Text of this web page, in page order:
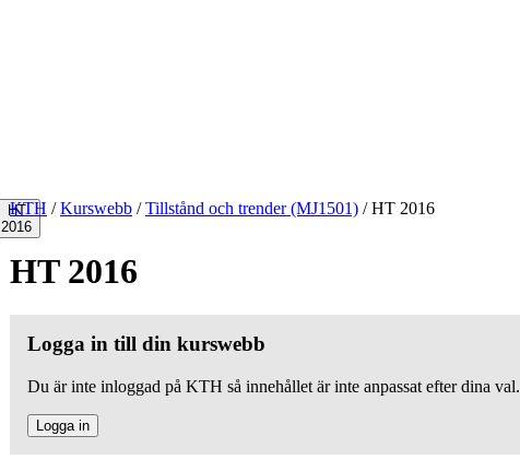
HT
2016
KTH / Kurswebb / Tillstånd och trender (MJ1501) /HT 2016
HT 2016
Logga in till din kurswebb
Du är inte inloggad på KTH så innehållet är inte anpassat efter dina val.
Logga in